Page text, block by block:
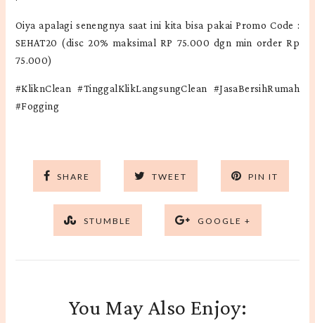
Oiya apalagi senengnya saat ini kita bisa pakai Promo Code :
SEHAT20 (disc 20% maksimal RP 75.000 dgn min order Rp
75.000)
#KliknClean #TinggalKlikLangsungClean #JasaBersihRumah
#Fogging
SHARE TWEET PIN IT
STUMBLE GOOGLE +
You May Also Enjoy: